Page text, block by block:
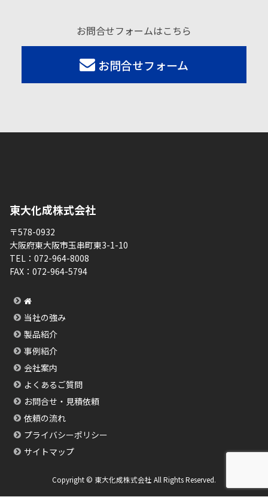
お問合せフォームはこちら
お問合せフォーム
東大化成株式会社
〒578-0932
大阪府東大阪市玉串町東3-1-10
TEL： 072-964-8008
FAX： 072-964-5794
当社の強み
製品紹介
事例紹介
会社案内
よくあるご質問
お問合せ・見積依頼
依頼の流れ
プライバシーポリシー
サイトマップ
Copyright © 東大化成株式会社 All Rights Reserved.